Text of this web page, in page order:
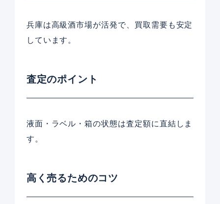
兵庫は高級酒市場が活発で、買取需要も安定
しています。
査定のポイント
液面・ラベル・箱の状態は査定額に直結しま
す。
高く売るためのコツ